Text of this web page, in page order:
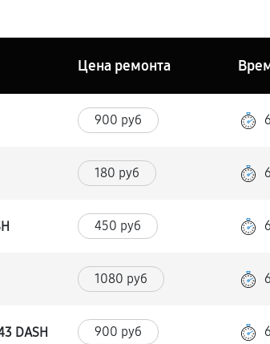
Цена ремонта
900 руб
180 руб
450 руб
1080 руб
DASH 900 руб